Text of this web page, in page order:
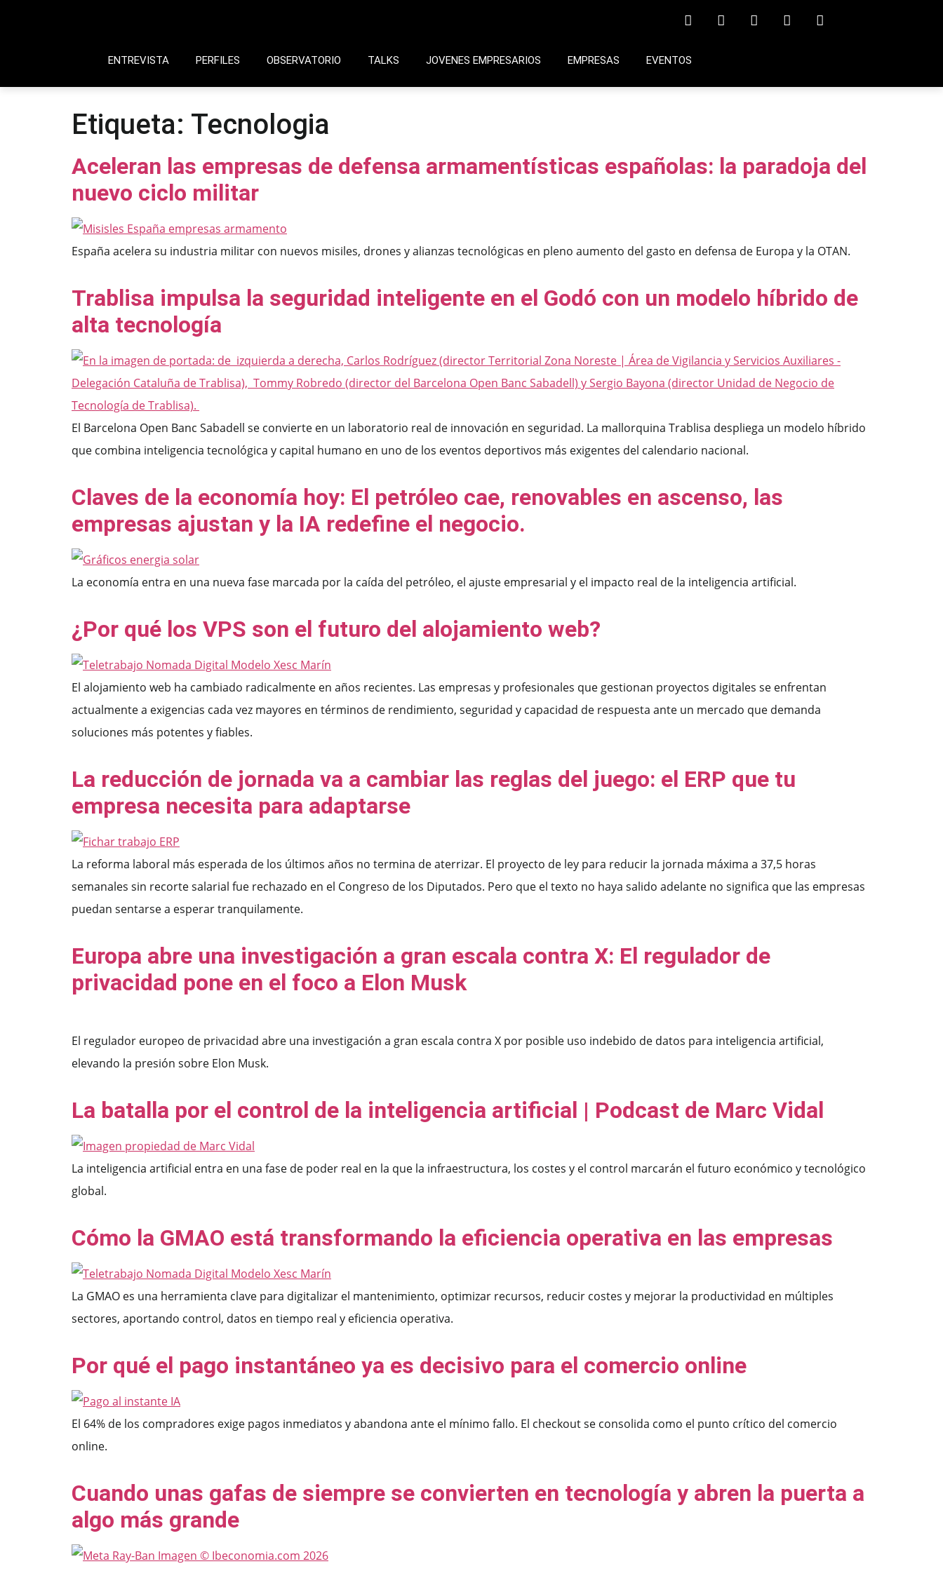
ENTREVISTA PERFILES OBSERVATORIO TALKS JOVENES EMPRESARIOS EMPRESAS EVENTOS
Etiqueta: Tecnologia
Aceleran las empresas de defensa armamentísticas españolas: la paradoja del
nuevo ciclo militar
España acelera su industria militar con nuevos misiles, drones y alianzas tecnológicas en pleno aumento del gasto en defensa de Europa y la OTAN.
Trablisa impulsa la seguridad inteligente en el Godó con un modelo híbrido de
alta tecnología
El Barcelona Open Banc Sabadell se convierte en un laboratorio real de innovación en seguridad. La mallorquina Trablisa despliega un modelo híbrido
que combina inteligencia tecnológica y capital humano en uno de los eventos deportivos más exigentes del calendario nacional.
Claves de la economía hoy: El petróleo cae, renovables en ascenso, las
empresas ajustan y la IA redefine el negocio.
La economía entra en una nueva fase marcada por la caída del petróleo, el ajuste empresarial y el impacto real de la inteligencia artificial.
¿Por qué los VPS son el futuro del alojamiento web?
El alojamiento web ha cambiado radicalmente en años recientes. Las empresas y profesionales que gestionan proyectos digitales se enfrentan
actualmente a exigencias cada vez mayores en términos de rendimiento, seguridad y capacidad de respuesta ante un mercado que demanda
soluciones más potentes y fiables.
La reducción de jornada va a cambiar las reglas del juego: el ERP que tu
empresa necesita para adaptarse
La reforma laboral más esperada de los últimos años no termina de aterrizar. El proyecto de ley para reducir la jornada máxima a 37,5 horas
semanales sin recorte salarial fue rechazado en el Congreso de los Diputados. Pero que el texto no haya salido adelante no significa que las empresas
puedan sentarse a esperar tranquilamente.
Europa abre una investigación a gran escala contra X: El regulador de
privacidad pone en el foco a Elon Musk
El regulador europeo de privacidad abre una investigación a gran escala contra X por posible uso indebido de datos para inteligencia artificial,
elevando la presión sobre Elon Musk.
La batalla por el control de la inteligencia artificial | Podcast de Marc Vidal
La inteligencia artificial entra en una fase de poder real en la que la infraestructura, los costes y el control marcarán el futuro económico y tecnológico
global.
Cómo la GMAO está transformando la eficiencia operativa en las empresas
La GMAO es una herramienta clave para digitalizar el mantenimiento, optimizar recursos, reducir costes y mejorar la productividad en múltiples
sectores, aportando control, datos en tiempo real y eficiencia operativa.
Por qué el pago instantáneo ya es decisivo para el comercio online
El 64% de los compradores exige pagos inmediatos y abandona ante el mínimo fallo. El checkout se consolida como el punto crítico del comercio
online.
Cuando unas gafas de siempre se convierten en tecnología y abren la puerta a
algo más grande